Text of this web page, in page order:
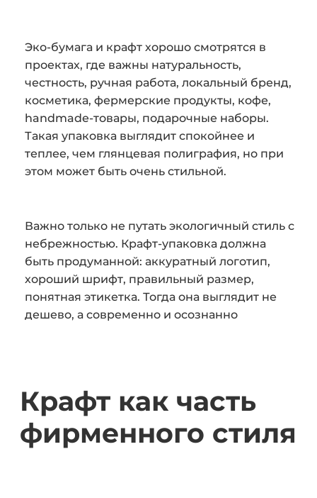
Эко-бумага и крафт хорошо смотрятся в
проектах, где важны натуральность,
честность, ручная работа, локальный бренд,
косметика, фермерские продукты, кофе,
handmade-товары, подарочные наборы.
Такая упаковка выглядит спокойнее и
теплее, чем глянцевая полиграфия, но при
этом может быть очень стильной.
Важно только не путать экологичный стиль с
небрежностью. Крафт-упаковка должна
быть продуманной: аккуратный логотип,
хороший шрифт, правильный размер,
понятная этикетка. Тогда она выглядит не
дешево, а современно и осознанно
Крафт как часть
фирменного стиля